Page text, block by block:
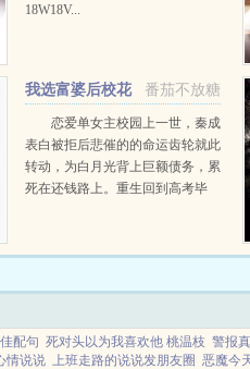
18W18V...
番茄不放糖
我选富婆后校花
气疯了恋爱单女主校园上一世，秦成
表白被拒后悲催的的命运齿轮就此
转动，为白月光背上巨额债务，累
死在还钱路上。重生回到高考毕
配句 死对头以为我喜欢他 桃温枝 警报
情说说 上班走路的说说发朋友圈 恶魔今